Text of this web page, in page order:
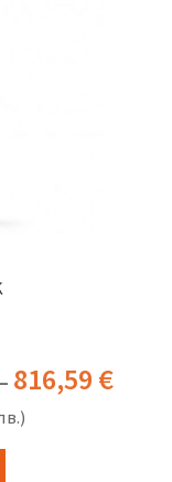
– 816,59 €
)